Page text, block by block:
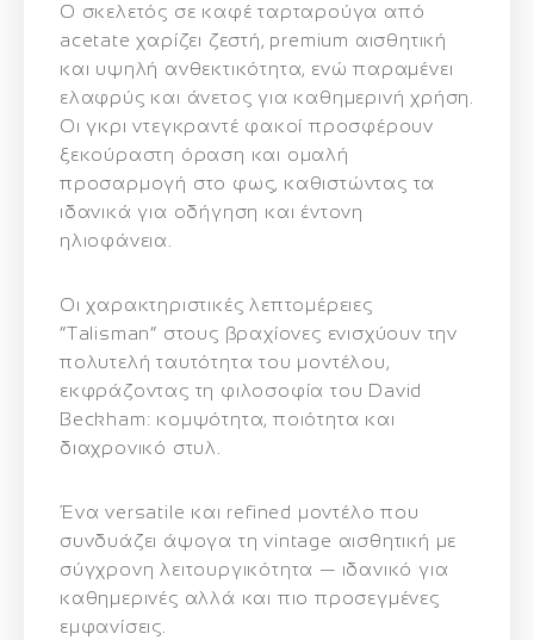
Ο σκελετός σε καφέ ταρταρούγα από
acetate χαρίζει ζεστή, premium αισθητική
και υψηλή ανθεκτικότητα, ενώ παραμένει
ελαφρύς και άνετος για καθημερινή χρήση.
Οι γκρι ντεγκραντέ φακοί προσφέρουν
ξεκούραστη όραση και ομαλή
προσαρμογή στο φως, καθιστώντας τα
ιδανικά για οδήγηση και έντονη
ηλιοφάνεια.
Οι χαρακτηριστικές λεπτομέρειες
“Talisman” στους βραχίονες ενισχύουν την
πολυτελή ταυτότητα του μοντέλου,
εκφράζοντας τη φιλοσοφία του David
Beckham: κομψότητα, ποιότητα και
διαχρονικό στυλ.
Ένα versatile και refined μοντέλο που
συνδυάζει άψογα τη vintage αισθητική με
σύγχρονη λειτουργικότητα — ιδανικό για
καθημερινές αλλά και πιο προσεγμένες
εμφανίσεις.